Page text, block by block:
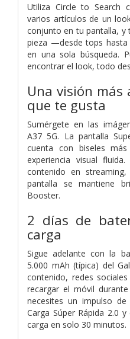
Utiliza Circle to Search
varios artículos de un
conjunto en tu pantalla, y
pieza —desde tops
en una sola búsqueda.
encontrar el look, todo
Una visión
que te gusta
Sumérgete en las
A37 5G. La pantalla
cuenta con biseles
experiencia visual
contenido en
pantalla se mantiene
Booster.
2 días de
carga
Sigue adelante con la
5.000 mAh (típica) del
contenido, redes
recargar el móvil
necesites un impulso
Carga Súper Rápida 2.0
carga en solo 30 minutos.